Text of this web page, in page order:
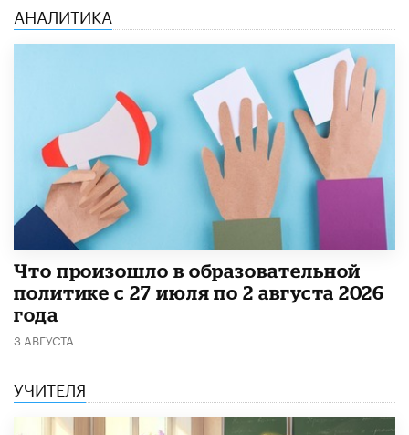
АНАЛИТИКА
​Что произошло в образовательной
политике с 27 июля по 2 августа 2026
года
3 АВГУСТА
УЧИТЕЛЯ